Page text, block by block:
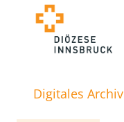
Digitales Archiv